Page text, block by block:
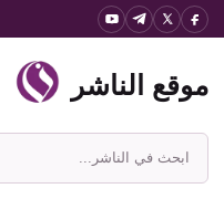
انتقل
المحتوى
موقع الناشر
ابحث
في